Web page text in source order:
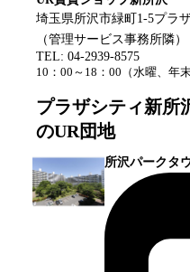
埼玉県所沢市緑町1-5プラ
（管理サービス事務所隣）
TEL: 04-2939-8575
10：00～18：00 （水曜、年
プラザシティ新所
のUR団地
所沢パークタ